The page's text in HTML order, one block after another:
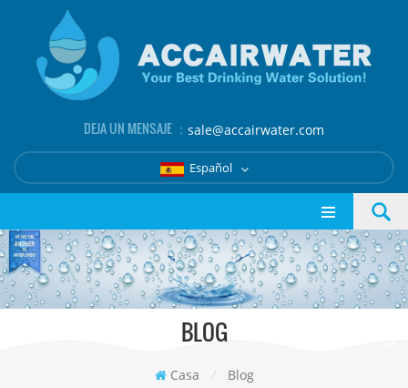
DEJA UN MENSAJE ： sale@accairwater.com
Español
BLOG
Casa / Blog